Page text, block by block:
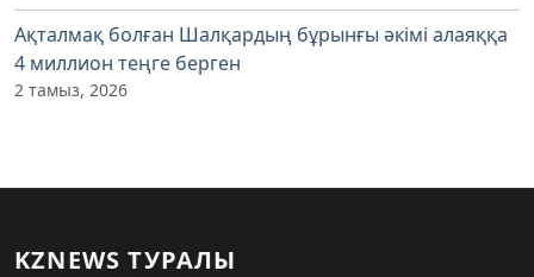
Ақталмақ болған Шалқардың бұрынғы әкімі алаяққа
4 миллион теңге берген
2 тамыз, 2026
KZNEWS ТУРАЛЫ